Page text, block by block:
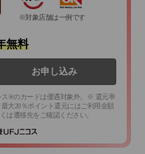
※対象店舗は一例です
無料
お申し込み
®のカードは優遇対象外。※ 還元率
大20％ポイント還元にはご利用金額
は遷移先をご確認ください。